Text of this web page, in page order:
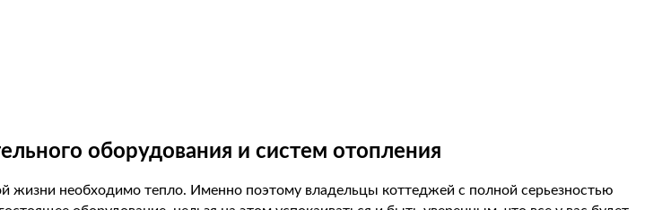
оборудования и систем отопления
жизни необходимо тепло. Именно поэтому владельцы коттеджей с полной серьезностью